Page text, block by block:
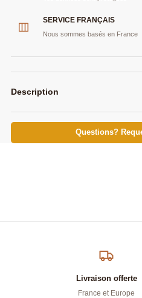
SERVICE FRANÇAIS
Nous sommes basés en France
Description
Questions?
Livraison offerte
France et Europe